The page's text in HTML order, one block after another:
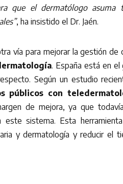
que el dermatólogo asuma
, ha insistido el Dr. Jaén.
vía para mejorar la gestión de
. España está en el
Según un estudio
públicos con
de mejora, ya que
sistema. Esta
y dermatología y reducir el